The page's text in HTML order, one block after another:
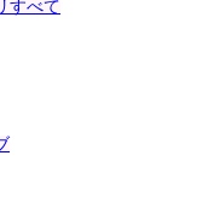
すべて